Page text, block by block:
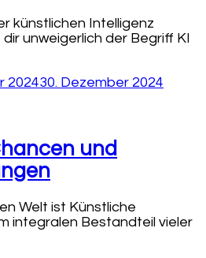
künstlichen Intelligenz
unweigerlich der Begriff KI
202430. Dezember 2024
und
Welt ist Künstliche
integralen Bestandteil vieler